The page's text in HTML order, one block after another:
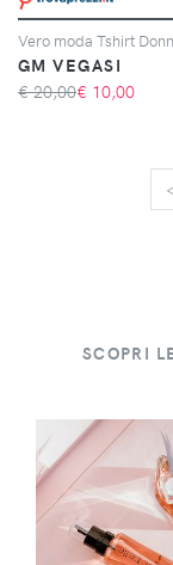
GM VEGASI
€ 20,00€ 10,00
SCOPRI